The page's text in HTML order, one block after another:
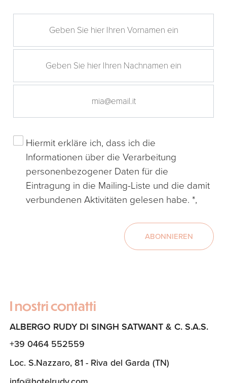
Hiermit erkläre ich, dass ich die
Informationen über die Verarbeitung
personenbezogener Daten für die
Eintragung in die Mailing-Liste und die damit
verbundenen Aktivitäten gelesen habe. *,
ABONNIEREN
I nostri contatti
ALBERGO RUDY DI SINGH SATWANT & C. S.A.S.
+39 0464 552559
Loc. S.Nazzaro, 81 - Riva del Garda (TN)